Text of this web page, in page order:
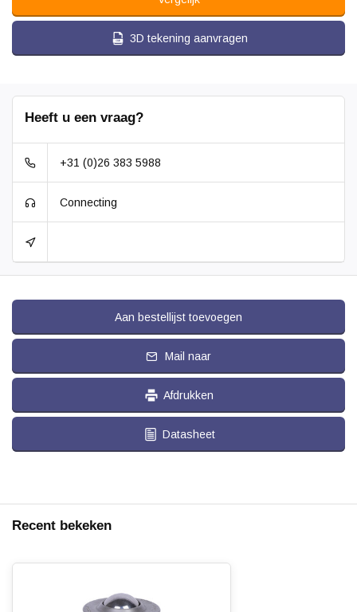
3D tekening aanvragen
Heeft u een vraag?
+31 (0)26 383 5988
Connecting
Aan bestellijst toevoegen
Mail naar
Afdrukken
Datasheet
Recent bekeken